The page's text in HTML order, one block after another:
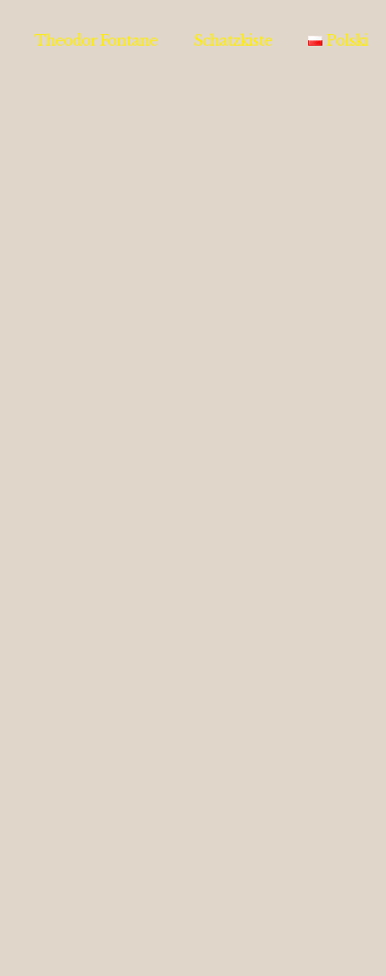
Theodor Fontane Schatzkiste Polski